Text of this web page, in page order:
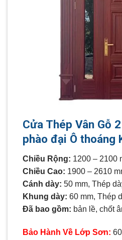
Cửa Thép Vân Gỗ
phào đại Ô thoáng
Chiều Rộng: 1200 – 2100
Chiều Cao: 1900 – 2610
Cánh dày: 50 mm, Thép
Khung dày: 60 mm, Thép
Đã bao gồm: bản lề, chốt
Bảo Hành Về Lớp Sơn: